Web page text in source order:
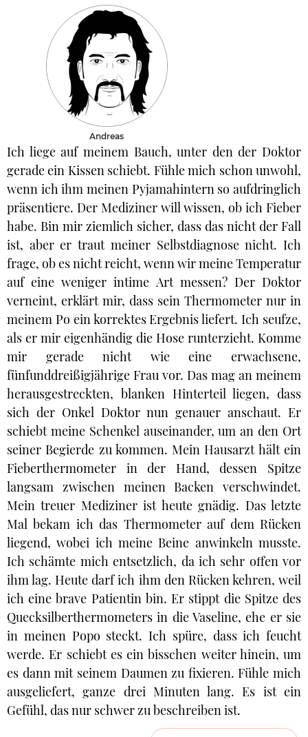
Andreas
Ich liege auf meinem Bauch, unter den der Doktor
gerade ein Kissen schiebt. Fühle mich schon unwohl,
wenn ich ihm meinen Pyjamahintern so aufdringlich
präsentiere. Der Mediziner will wissen, ob ich Fieber
habe. Bin mir ziemlich sicher, dass das nicht der Fall
ist, aber er traut meiner Selbstdiagnose nicht. Ich
frage, ob es nicht reicht, wenn wir meine Temperatur
auf eine weniger intime Art messen? Der Doktor
verneint, erklärt mir, dass sein Thermometer nur in
meinem Po ein korrektes Ergebnis liefert. Ich seufze,
als er mir eigenhändig die Hose runterzieht. Komme
mir gerade nicht wie eine erwachsene,
fünfunddreißigjährige Frau vor. Das mag an meinem
herausgestreckten, blanken Hinterteil liegen, dass
sich der Onkel Doktor nun genauer anschaut. Er
schiebt meine Schenkel auseinander, um an den Ort
seiner Begierde zu kommen. Mein Hausarzt hält ein
Fieberthermometer in der Hand, dessen Spitze
langsam zwischen meinen Backen verschwindet.
Mein treuer Mediziner ist heute gnädig. Das letzte
Mal bekam ich das Thermometer auf dem Rücken
liegend, wobei ich meine Beine anwinkeln musste.
Ich schämte mich entsetzlich, da ich sehr offen vor
ihm lag. Heute darf ich ihm den Rücken kehren, weil
ich eine brave Patientin bin. Er stippt die Spitze des
Quecksilberthermometers in die Vaseline, ehe er sie
in meinen Popo steckt. Ich spüre, dass ich feucht
werde. Er schiebt es ein bisschen weiter hinein, um
es dann mit seinem Daumen zu fixieren. Fühle mich
ausgeliefert, ganze drei Minuten lang. Es ist ein
Gefühl, das nur schwer zu beschreiben ist.